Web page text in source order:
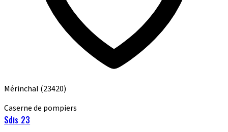
Mérinchal (23420)
Caserne de pompiers
Sdis 23